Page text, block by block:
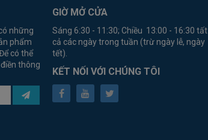
những
phẩm
có thể
thông
GIỜ MỞ CỬA
Sáng 6:30 - 11:30; Chiều 13:00 - 16:30 tất
cả các ngày trong tuần (trừ ngày lễ, ngày
tết).
KẾT NỐI VỚI CHÚNG TÔI